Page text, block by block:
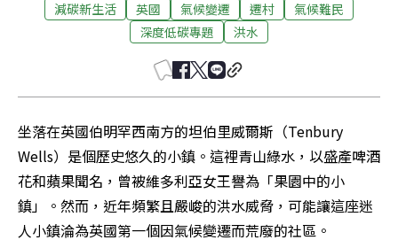
減碳新生活 英國 氣候變遷 遷村
氣候難民
深度低碳專題
洪水
坐落在英國伯明罕西南方的坦伯里威爾斯（Tenbury
Wells）是個歷史悠久的小鎮。這裡青山綠水，以盛產啤酒
花和蘋果聞名，曾被維多利亞女王譽為「果園中的小
鎮」。然而，近年頻繁且嚴峻的洪水威脅，可能讓這座迷
人小鎮淪為英國第一個因氣候變遷而荒廢的社區。